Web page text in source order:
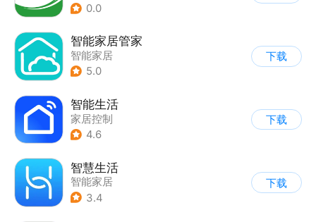
0.0
智能家居管家
智能家居
5.0
下载
智能生活
家居控制
4.6
下载
智慧生活
智能家居
3.4
下载